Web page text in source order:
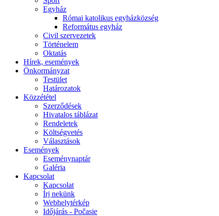
Egyház
Római katolikus egyházközség
Református egyház
Civil szervezetek
Történelem
Oktatás
Hírek, események
Önkormányzat
Testület
Határozatok
Közzététel
Szerződések
Hivatalos táblázat
Rendeletek
Költségvetés
Választások
Események
Eseménynaptár
Galéria
Kapcsolat
Kapcsolat
Írj nekünk
Webhelytérkép
Időjárás - Počasie